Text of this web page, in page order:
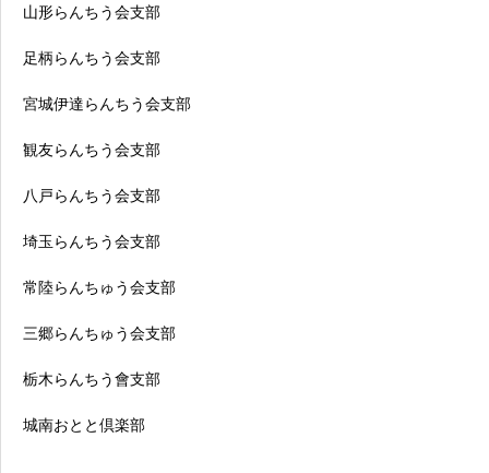
山形らんちう会支部
足柄らんちう会支部
宮城伊達らんちう会支部
観友らんちう会支部
八戸らんちう会支部
埼玉らんちう会支部
常陸らんちゅう会支部
三郷らんちゅう会支部
栃木らんちう會支部
城南おとと倶楽部